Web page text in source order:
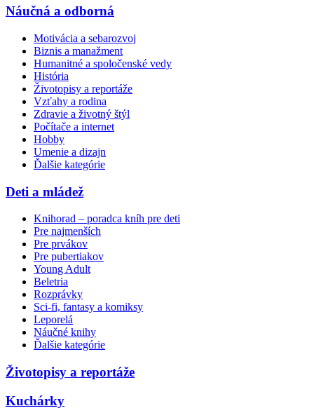
Náučná a odborná
Motivácia a sebarozvoj
Biznis a manažment
Humanitné a spoločenské vedy
História
Životopisy a reportáže
Vzťahy a rodina
Zdravie a životný štýl
Počítače a internet
Hobby
Umenie a dizajn
Ďalšie kategórie
Deti a mládež
Knihorad – poradca kníh pre deti
Pre najmenších
Pre prvákov
Pre pubertiakov
Young Adult
Beletria
Rozprávky
Sci-fi, fantasy a komiksy
Leporelá
Náučné knihy
Ďalšie kategórie
Životopisy a reportáže
Kuchárky